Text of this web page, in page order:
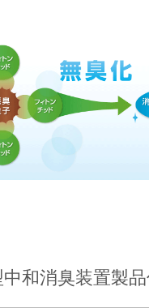
和消臭装置製